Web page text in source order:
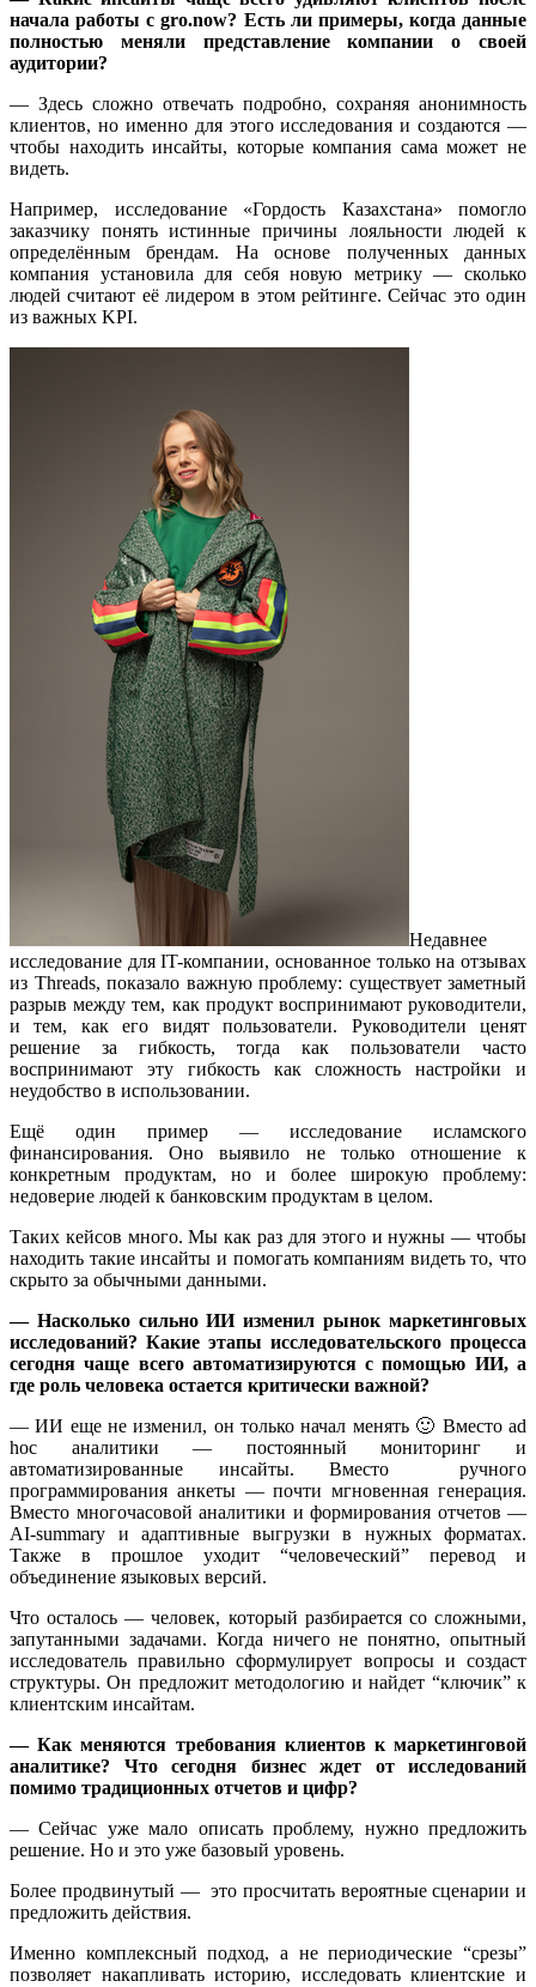
начала работы с gro.now? Есть ли примеры, когда данные
полностью меняли представление компании о своей
аудитории?
— Здесь сложно отвечать подробно, сохраняя анонимность
клиентов, но именно для этого исследования и создаются —
чтобы находить инсайты, которые компания сама может не
видеть.
Например, исследование «Гордость Казахстана» помогло
заказчику понять истинные причины лояльности людей к
определённым брендам. На основе полученных данных
компания установила для себя новую метрику — сколько
людей считают её лидером в этом рейтинге. Сейчас это один
из важных KPI.
Недавнее
исследование для IT-компании, основанное только на отзывах
из Threads, показало важную проблему: существует заметный
разрыв между тем, как продукт воспринимают руководители,
и тем, как его видят пользователи. Руководители ценят
решение за гибкость, тогда как пользователи часто
воспринимают эту гибкость как сложность настройки и
неудобство в использовании.
Ещё один пример — исследование исламского
финансирования. Оно выявило не только отношение к
конкретным продуктам, но и более широкую проблему:
недоверие людей к банковским продуктам в целом.
Таких кейсов много. Мы как раз для этого и нужны — чтобы
находить такие инсайты и помогать компаниям видеть то, что
скрыто за обычными данными.
— Насколько сильно ИИ изменил рынок маркетинговых
исследований? Какие этапы исследовательского процесса
сегодня чаще всего автоматизируются с помощью ИИ, а
где роль человека остается критически важной?
— ИИ еще не изменил, он только начал менять 🙂 Вместо ad
hoc аналитики — постоянный мониторинг и
автоматизированные инсайты. Вместо ручного
программирования анкеты — почти мгновенная генерация.
Вместо многочасовой аналитики и формирования отчетов —
AI-summary и адаптивные выгрузки в нужных форматах.
Также в прошлое уходит “человеческий” перевод и
объединение языковых версий.
Что осталось — человек, который разбирается со сложными,
запутанными задачами. Когда ничего не понятно, опытный
исследователь правильно сформулирует вопросы и создаст
структуры. Он предложит методологию и найдет “ключик” к
клиентским инсайтам.
— Как меняются требования клиентов к маркетинговой
аналитике? Что сегодня бизнес ждет от исследований
помимо традиционных отчетов и цифр?
— Сейчас уже мало описать проблему, нужно предложить
решение. Но и это уже базовый уровень.
Более продвинутый — это просчитать вероятные сценарии и
предложить действия.
Именно комплексный подход, а не периодические “срезы”
позволяет накапливать историю, исследовать клиентские и